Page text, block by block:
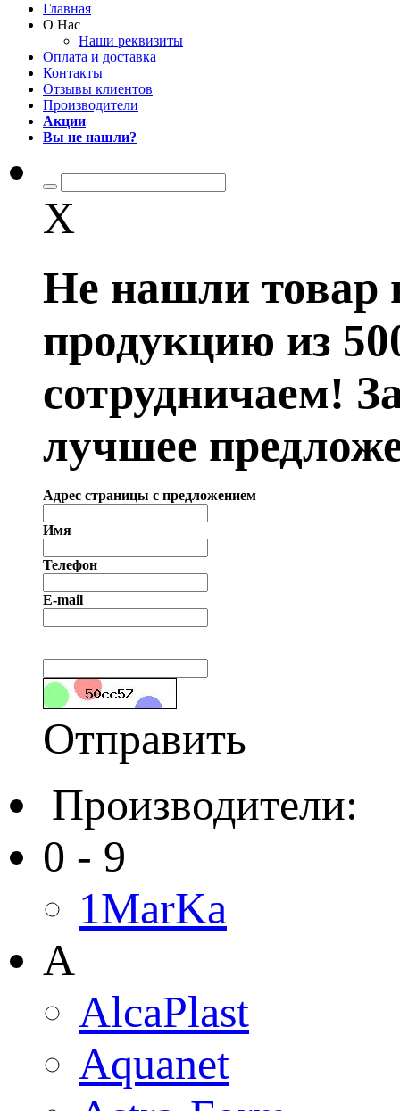
Главная
О Нас
Наши реквизиты
Оплата и доставка
Контакты
Отзывы клиентов
Производители
Акции
Вы не нашли?
X
Не нашли товар
продукцию из
сотрудничаем!
лучшее
Адрес страницы с предложением
Имя
Телефон
E-mail
Отправить
Производители:
0 - 9
1MarKa
A
AlcaPlast
Aquanet